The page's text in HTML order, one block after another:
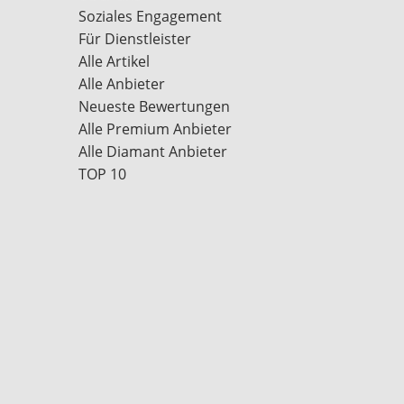
Soziales Engagement
Für Dienstleister
Alle Artikel
Alle Anbieter
Neueste Bewertungen
Alle Premium Anbieter
Alle Diamant Anbieter
TOP 10